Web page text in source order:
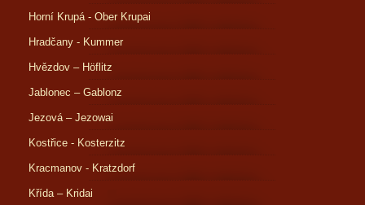
Horní Krupá - Ober Krupai
Hradčany - Kummer
Hvězdov – Höflitz
Jablonec – Gablonz
Jezová – Jezowai
Kostřice - Kosterzitz
Kracmanov - Kratzdorf
Křída – Kridai